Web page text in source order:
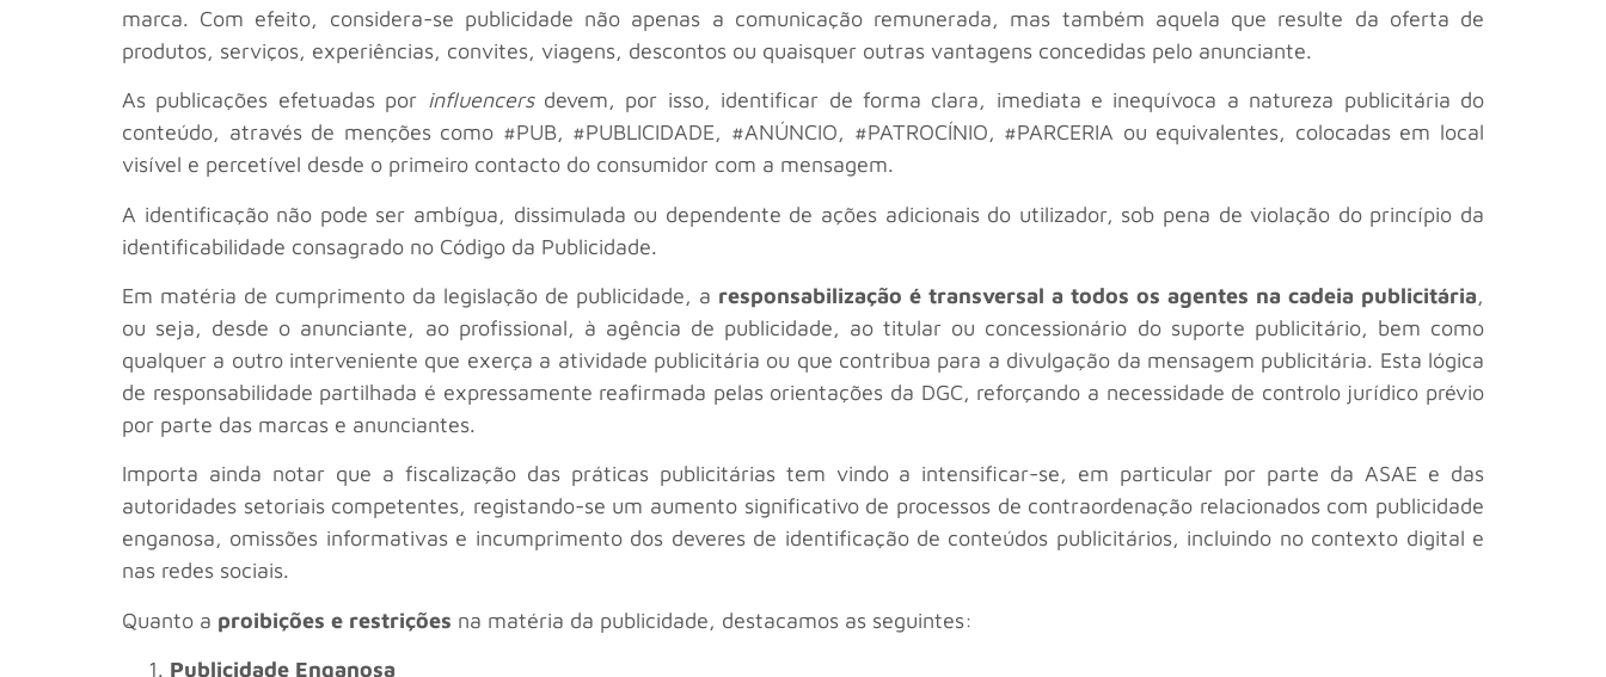
marca. Com efeito, considera-se publicidade não apenas a comunicação remunerada, mas também aquela que resulte da oferta de
produtos, serviços, experiências, convites, viagens, descontos ou quaisquer outras vantagens concedidas pelo anunciante.
As publicações efetuadas por influencersdevem, por isso, identificar de forma clara, imediata e inequívoca a natureza publicitária do
conteúdo, através de menções como #PUB, #PUBLICIDADE, #ANÚNCIO, #PATROCÍNIO, #PARCERIA ou equivalentes, colocadas em local
visível e percetível desde o primeiro contacto do consumidor com a mensagem.
A identificação não pode ser ambígua, dissimulada ou dependente de ações adicionais do utilizador, sob pena de violação do princípio da
identificabilidade consagrado no Código da Publicidade.
Em matéria de cumprimento da legislação de publicidade, a responsabilização é transversal a todos os agentes na cadeia publicitária,
ou seja, desde o anunciante, ao profissional, à agência de publicidade, ao titular ou concessionário do suporte publicitário, bem como
qualquer a outro interveniente que exerça a atividade publicitária ou que contribua para a divulgação da mensagem publicitária. Esta lógica
de responsabilidade partilhada é expressamente reafirmada pelas orientações da DGC, reforçando a necessidade de controlo jurídico prévio
por parte das marcas e anunciantes.
Importa ainda notar que a fiscalização das práticas publicitárias tem vindo a intensificar-se, em particular por parte da ASAE e das
autoridades setoriais competentes, registando-se um aumento significativo de processos de contraordenação relacionados com publicidade
enganosa, omissões informativas e incumprimento dos deveres de identificação de conteúdos publicitários, incluindo no contexto digital e
nas redes sociais.
Quanto a proibições e restrições na matéria da publicidade, destacamos as seguintes:
Publicidade Enganosa